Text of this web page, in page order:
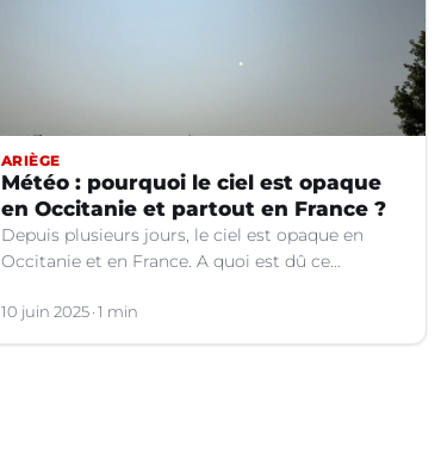
ARIÈGE
Météo : pourquoi le ciel est opaque
en Occitanie et partout en France ?
Depuis plusieurs jours, le ciel est opaque en
Occitanie et en France. A quoi est dû ce
10 juin 2025 1 min